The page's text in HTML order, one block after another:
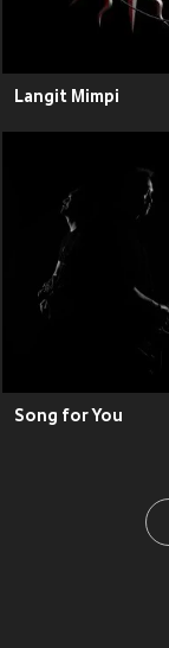
Langit Mimpi
Song for You